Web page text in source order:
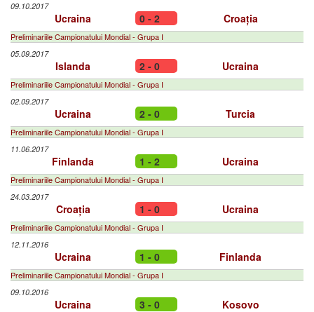
09.10.2017
Ucraina 0 - 2 Croația
Preliminariile Campionatului Mondial - Grupa I
05.09.2017
Islanda 2 - 0 Ucraina
Preliminariile Campionatului Mondial - Grupa I
02.09.2017
Ucraina 2 - 0 Turcia
Preliminariile Campionatului Mondial - Grupa I
11.06.2017
Finlanda 1 - 2 Ucraina
Preliminariile Campionatului Mondial - Grupa I
24.03.2017
Croația 1 - 0 Ucraina
Preliminariile Campionatului Mondial - Grupa I
12.11.2016
Ucraina 1 - 0 Finlanda
Preliminariile Campionatului Mondial - Grupa I
09.10.2016
Ucraina 3 - 0 Kosovo